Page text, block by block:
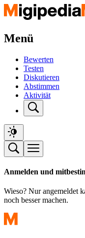
Menü
Bewerten
Testen
Diskutieren
Abstimmen
Aktivität
Anmelden und
Wieso? Nur angemeldet
noch besser machen.